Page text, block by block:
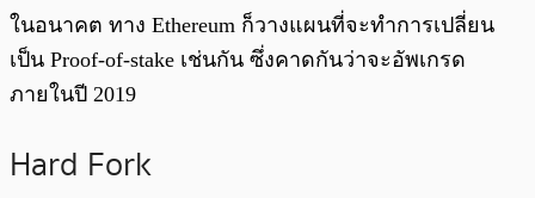
ในอนาคต ทาง Ethereum ก็วางแผนที่จะทำการเปลี่ยน
เป็น Proof-of-stake เช่นกัน ซึ่งคาดกันว่าจะอัพเกรด
ภายในปี 2019
Hard Fork